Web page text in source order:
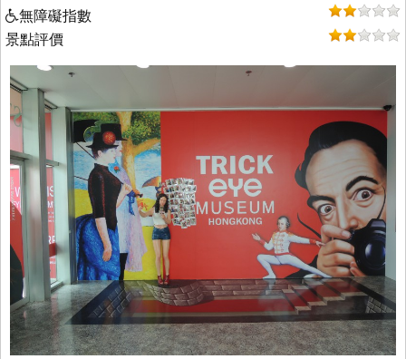
無障礙指數
景點評價